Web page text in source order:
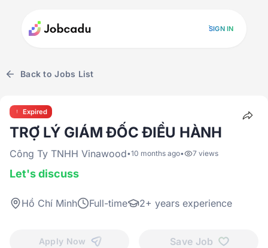
SIGN IN
Back to Jobs List
Expired
TRỢ LÝ GIÁM ĐỐC ĐIỀU HÀNH
Công Ty TNHH Vinawood•10 months ago• 7 views
Let's discuss
Hồ Chí Minh Full-time 2+ years experience
Apply Now Save Job